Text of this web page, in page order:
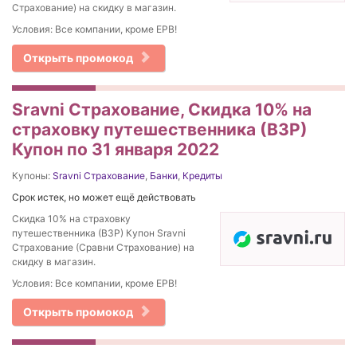
Страхование) на скидку в магазин.
Условия: Все компании, кроме ЕРВ!
Открыть промокод
Sravni Страхование, Скидка 10% на
страховку путешественника (ВЗР)
Купон по 31 января 2022
Купоны: Sravni Страхование Банки Кредиты
Срок истек, но может ещё действовать
Скидка 10% на страховку
путешественника (ВЗР) Купон Sravni
Страхование (Сравни Страхование) на
скидку в магазин.
Условия: Все компании, кроме ЕРВ!
Открыть промокод